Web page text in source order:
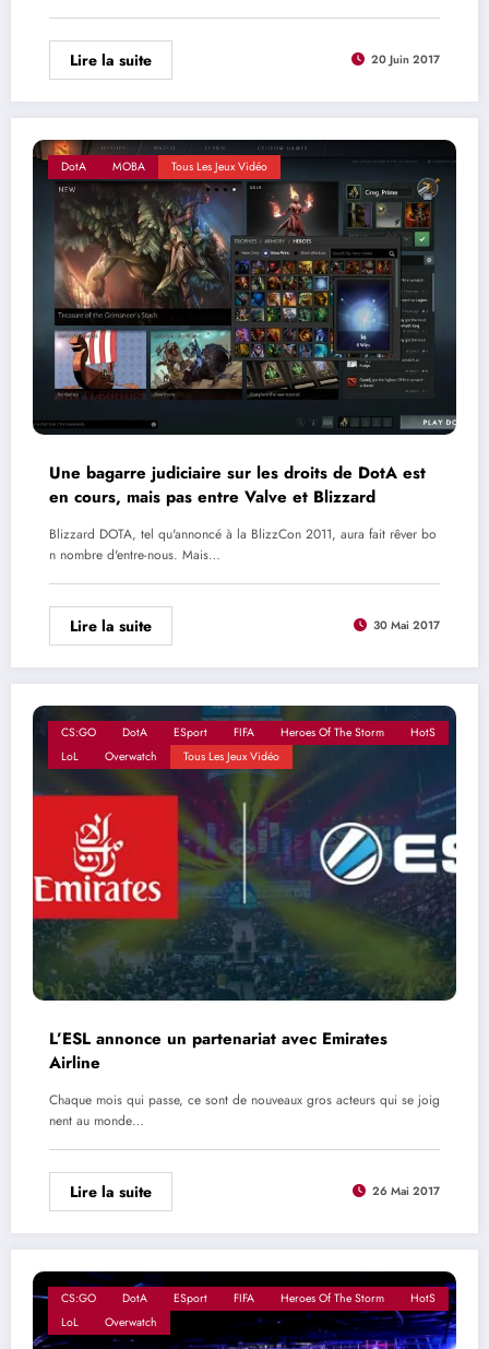
Lire la suite 20 Juin 2017
DotA MOBA Tous Les Jeux Vidéo
Une bagarre judiciaire sur les droits de DotA est
en cours, mais pas entre Valve et Blizzard
Blizzard DOTA, tel qu'annoncé à la BlizzCon 2011, aura fait rêver bo
n nombre d'entre-nous. Mais…
Lire la suite 30 Mai 2017
CS:GO DotA ESport FIFA Heroes Of The Storm
HotS
LoL
Overwatch Tous Les Jeux Vidéo
L’ESL annonce un partenariat avec Emirates
Airline
Chaque mois qui passe, ce sont de nouveaux gros acteurs qui se joig
nent au monde…
Lire la suite 26 Mai 2017
CS:GO DotA ESport FIFA Heroes Of The Storm
HotS
LoL
Overwatch